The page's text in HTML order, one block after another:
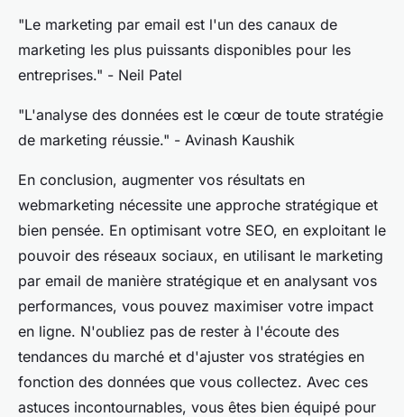
"Le marketing par email est l'un des canaux de
marketing les plus puissants disponibles pour les
entreprises." - Neil Patel
"L'analyse des données est le cœur de toute stratégie
de marketing réussie." - Avinash Kaushik
En conclusion, augmenter vos résultats en
webmarketing nécessite une approche stratégique et
bien pensée. En optimisant votre SEO, en exploitant le
pouvoir des réseaux sociaux, en utilisant le marketing
par email de manière stratégique et en analysant vos
performances, vous pouvez maximiser votre impact
en ligne. N'oubliez pas de rester à l'écoute des
tendances du marché et d'ajuster vos stratégies en
fonction des données que vous collectez. Avec ces
astuces incontournables, vous êtes bien équipé pour